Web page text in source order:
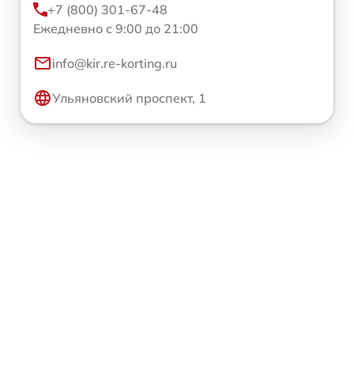
+7 (800) 301-67-48
Ежедневно с 9:00 до 21:00
info@kir.re-korting.ru
Ульяновский проспект, 1